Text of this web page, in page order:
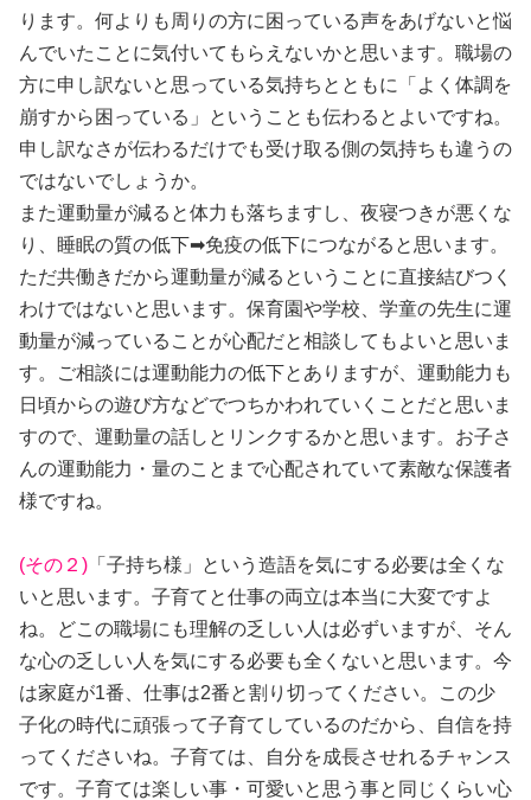
ります。何よりも周りの方に困っている声をあげないと悩
んでいたことに気付いてもらえないかと思います。職場の
方に申し訳ないと思っている気持ちとともに「よく体調を
崩すから困っている」ということも伝わるとよいですね。
申し訳なさが伝わるだけでも受け取る側の気持ちも違うの
ではないでしょうか。
また運動量が減ると体力も落ちますし、夜寝つきが悪くな
り、睡眠の質の低下➡免疫の低下につながると思います。
ただ共働きだから運動量が減るということに直接結びつく
わけではないと思います。保育園や学校、学童の先生に運
動量が減っていることが心配だと相談してもよいと思いま
す。ご相談には運動能力の低下とありますが、運動能力も
日頃からの遊び方などでつちかわれていくことだと思いま
すので、運動量の話しとリンクするかと思います。お子さ
んの運動能力・量のことまで心配されていて素敵な保護者
様ですね。
(その２) 「子持ち様」という造語を気にする必要は全くな
いと思います。子育てと仕事の両立は本当に大変ですよ
ね。どこの職場にも理解の乏しい人は必ずいますが、そん
な心の乏しい人を気にする必要も全くないと思います。今
は家庭が1番、仕事は2番と割り切ってください。この少
子化の時代に頑張って子育てしているのだから、自信を持
ってくださいね。子育ては、自分を成長させれるチャンス
です。子育ては楽しい事・可愛いと思う事と同じくらい心